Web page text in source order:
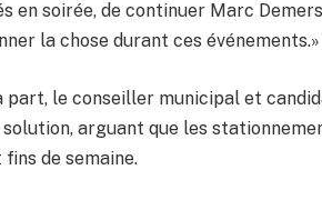
en soirée, de continuer Marc
la chose durant ces événements.»
part, le conseiller municipal et
arguant que les
de semaine.